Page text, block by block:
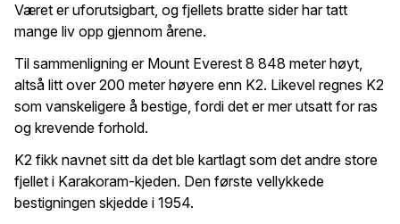
Været er uforutsigbart, og fjellets bratte sider har tatt
mange liv opp gjennom årene.
Til sammenligning er Mount Everest 8 848 meter høyt,
altså litt over 200 meter høyere enn K2. Likevel regnes K2
som vanskeligere å bestige, fordi det er mer utsatt for ras
og krevende forhold.
K2 fikk navnet sitt da det ble kartlagt som det andre store
fjellet i Karakoram-kjeden. Den første vellykkede
bestigningen skjedde i 1954.